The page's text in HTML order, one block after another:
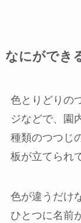
なにができ
色とりどりの
ジなどで、園
種類のつつじ
板が立てられ
色が違うだけ
ひとつに名前